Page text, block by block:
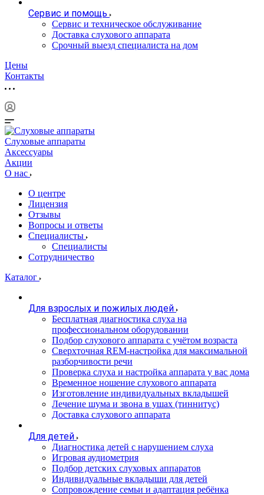
Сервис и помощь
Сервис и техническое обслуживание
Доставка слухового аппарата
Срочный выезд специалиста на дом
Цены
Контакты
Слуховые аппараты
Аксессуары
Акции
О нас
О центре
Лицензия
Отзывы
Вопросы и ответы
Специалисты
Специалисты
Сотрудничество
Каталог
Для взрослых и пожилых людей
Бесплатная диагностика слуха на
профессиональном оборудовании
Подбор слухового аппарата с учётом возраста
Сверхточная REM-настройка для максимальной
разборчивости речи
Проверка слуха и настройка аппарата у вас дома
Временное ношение слухового аппарата
Изготовление индивидуальных вкладышей
Лечение шума и звона в ушах (тиннитус)
Доставка слухового аппарата
Для детей
Диагностика детей с нарушением слуха
Игровая аудиометрия
Подбор детских слуховых аппаратов
Индивидуальные вкладыши для детей
Сопровождение семьи и адаптация ребёнка